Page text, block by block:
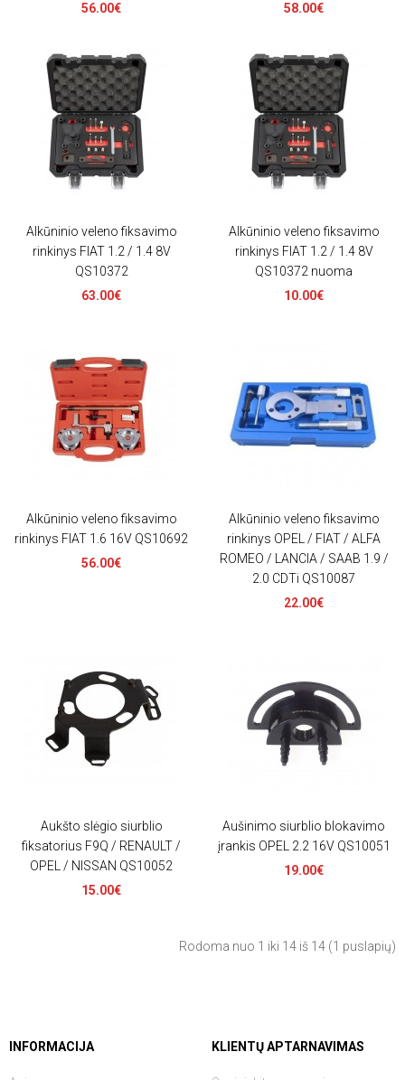
56.00€
58.00€
Alkūninio veleno fiksavimo
rinkinys FIAT 1.2 / 1.4 8V
QS10372
63.00€
Alkūninio veleno fiksavimo
rinkinys FIAT 1.2 / 1.4 8V
QS10372 nuoma
10.00€
Alkūninio veleno fiksavimo
rinkinys FIAT 1.6 16V QS10692
56.00€
Alkūninio veleno fiksavimo
rinkinys OPEL / FIAT / ALFA
ROMEO / LANCIA / SAAB 1.9 /
2.0 CDTi QS10087
22.00€
Aukšto slėgio siurblio
fiksatorius F9Q / RENAULT /
OPEL / NISSAN QS10052
15.00€
Aušinimo siurblio blokavimo
įrankis OPEL 2.2 16V QS10051
19.00€
Rodoma nuo 1 iki 14 iš 14 (1 puslapių)
INFORMACIJA KLIENTŲ APTARNAVIMAS